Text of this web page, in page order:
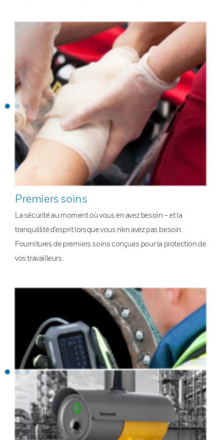
Premiers soins
La sécurité au moment où vous en avez besoin – et la
tranquillité d’esprit lorsque vous n’en avez pas besoin.
Fournitures de premiers soins conçues pour la protection de
vos travailleurs.